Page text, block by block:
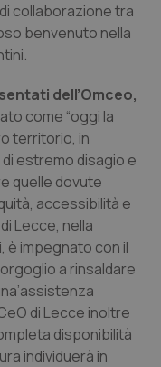
collaborazione tra
benvenuto nella
dell’Omceo,
come “oggi la
territorio, in
estremo disagio e
quelle dovute
accessibilità e
Lecce, nella
è impegnato con il
a rinsaldare
di Lecce inoltre
disponibilità
individuerà in